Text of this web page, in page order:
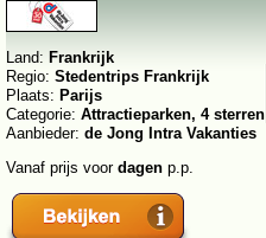
Land: Frankrijk
Regio: Stedentrips Frankrijk
Plaats: Parijs
Categorie: Attractieparken, 4 sterren
Aanbieder: de Jong Intra Vakanties
Vanaf prijs voor dagen p.p.